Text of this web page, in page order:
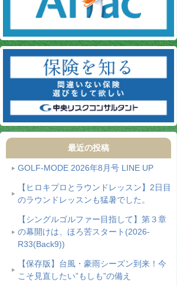
最近の投稿
GOLF-MODE 2026年8月号 LINE UP
【ヒロキプロとラウンドレッスン】2日目
のラウンドレッスンも猛暑でした。
【シングルゴルファー目指して】第３章
の幕開けは、ほろ苦スタート(2026-
R33(Back9))
【保存版】台風・豪雨シーズン到来！今
こそ見直したい”もしも”の備え